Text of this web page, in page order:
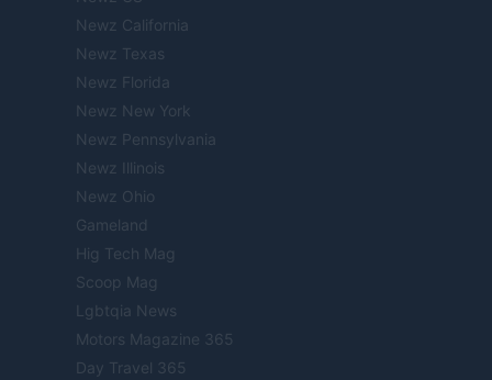
Newz California
Newz Texas
Newz Florida
Newz New York
Newz Pennsylvania
Newz Illinois
Newz Ohio
Gameland
Hig Tech Mag
Scoop Mag
Lgbtqia News
Motors Magazine 365
Day Travel 365